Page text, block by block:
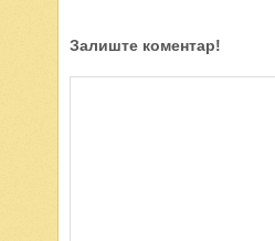
Залиште коментар!